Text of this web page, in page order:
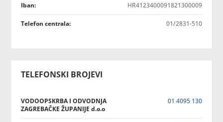
Iban: HR4123400091821300009
Telefon centrala: 01/2831-510
TELEFONSKI BROJEVI
VODOOPSKRBA I ODVODNJA
ZAGREBAČKE ŽUPANIJE d.o.o
01 4095 130